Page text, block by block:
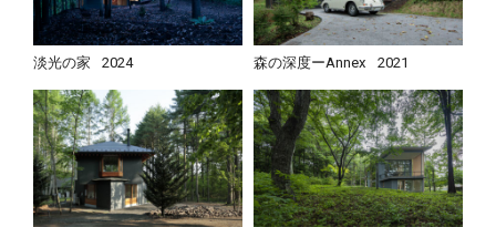
淡光の家 2024 森の深度ーAnnex 2021